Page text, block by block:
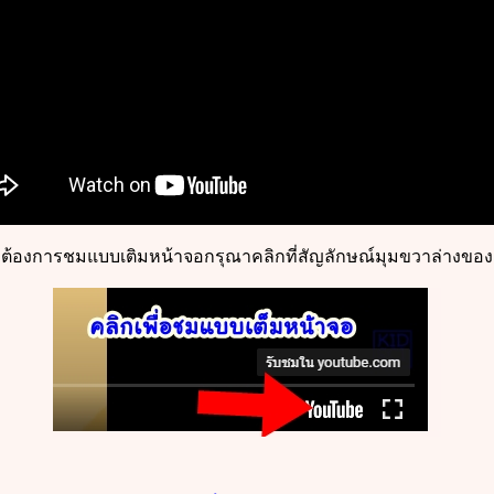
องการชมแบบเติมหน้าจอกรุณาคลิกที่สัญลักษณ์มุมขวาล่างขอ